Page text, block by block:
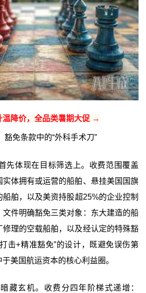
温降价，全品类暑期大促 →
豁免条款中的“外科手术刀”
先体现在目标筛选上。收费范围覆盖
实体拥有或运营的船舶、悬挂美国国旗
舶，以及美资持股超25%的企业控制
件明确豁免三类对象：东大建造的船
理的空载船舶，以及经认定的特殊豁
击+精准豁免”的设计，既避免误伤第
美国航运资本的核心利益圈。
藏玄机。收费分四年阶梯式递增：